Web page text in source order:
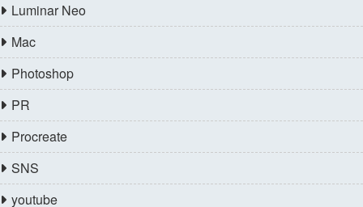
Luminar Neo
Mac
Photoshop
PR
Procreate
SNS
youtube